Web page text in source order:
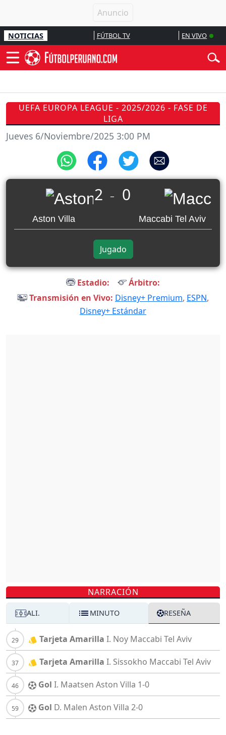
NOTICIAS FÚTBOL TV EN VIVO
UEFA EUROPA LEAGUE - 2025/2026 - FASE DE
LIGA
Jueves 6/Noviembre/2025 3:00 PM
Aston Villa
2 _ 0
Maccabi Tel Aviv
Jugado
Estadio:
Árbitro:
Transmisión en Vivo: Disney+ Premium, ESPN,
Disney+ Estándar
NARRACIÓN
ALI. MINUTO RESEÑA
Tarjeta Amarilla I. Noy Maccabi Tel Aviv
Tarjeta Amarilla I. Sissokho Maccabi Tel Aviv
Gol I. Maatsen Aston Villa 1-0
Gol D. Malen Aston Villa 2-0